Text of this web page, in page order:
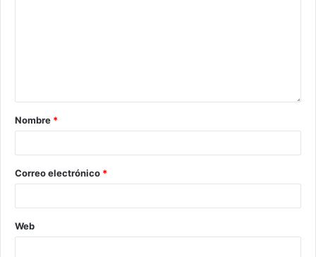
Nombre *
Correo electrónico *
Web